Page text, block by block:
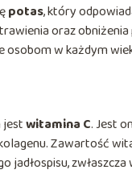
potas, który
oraz
osobom w każdym
jestwitamina C. Jest
Zawartość
jadłospisu,